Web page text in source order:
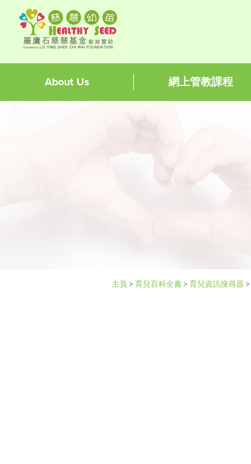
About Us 網上管教課程
主頁> 育兒百科全書> 育兒資訊搜尋器 >